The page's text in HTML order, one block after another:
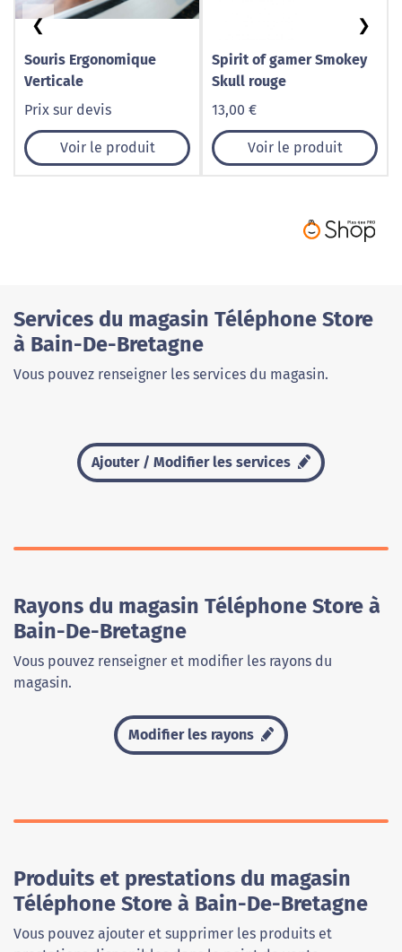
Souris Ergonomique
Verticale
Prix sur devis
Voir le produit
Spirit of gamer Smokey
Skull rouge
13,00 €
Voir le produit
❮ ❯
Services du magasin Téléphone Store
à Bain-De-Bretagne
Vous pouvez renseigner les services du magasin.
Ajouter / Modifier les services
Rayons du magasin Téléphone Store à
Bain-De-Bretagne
Vous pouvez renseigner et modifier les rayons du
magasin.
Modifier les rayons
Produits et prestations du magasin
Téléphone Store à Bain-De-Bretagne
Vous pouvez ajouter et supprimer les produits et